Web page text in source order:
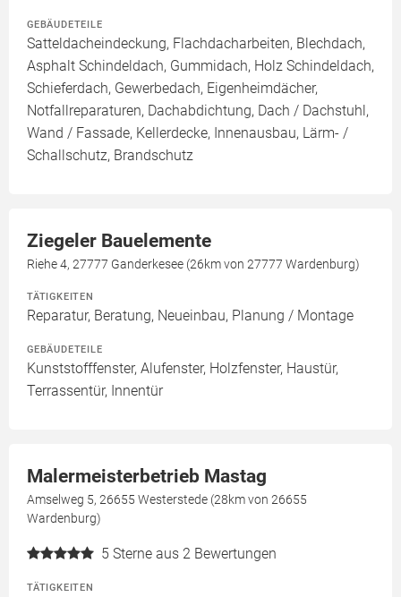
GEBÄUDETEILE
Satteldacheindeckung, Flachdacharbeiten, Blechdach,
Asphalt Schindeldach, Gummidach, Holz Schindeldach,
Schieferdach, Gewerbedach, Eigenheimdächer,
Notfallreparaturen, Dachabdichtung, Dach / Dachstuhl,
Wand / Fassade, Kellerdecke, Innenausbau, Lärm- /
Schallschutz, Brandschutz
Ziegeler Bauelemente
Riehe 4, 27777 Ganderkesee (26km von 27777 Wardenburg)
TÄTIGKEITEN
Reparatur, Beratung, Neueinbau, Planung / Montage
GEBÄUDETEILE
Kunststofffenster, Alufenster, Holzfenster, Haustür,
Terrassentür, Innentür
Malermeisterbetrieb Mastag
Amselweg 5, 26655 Westerstede (28km von 26655
Wardenburg)
5 Sterne aus 2 Bewertungen
TÄTIGKEITEN